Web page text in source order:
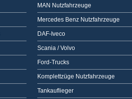
MAN Nutzfahrzeuge
Mercedes Benz Nutzfahrzeuge
DAF-Iveco
Scania / Volvo
Ford-Trucks
Komplettzüge Nutzfahrzeuge
Tankauflieger